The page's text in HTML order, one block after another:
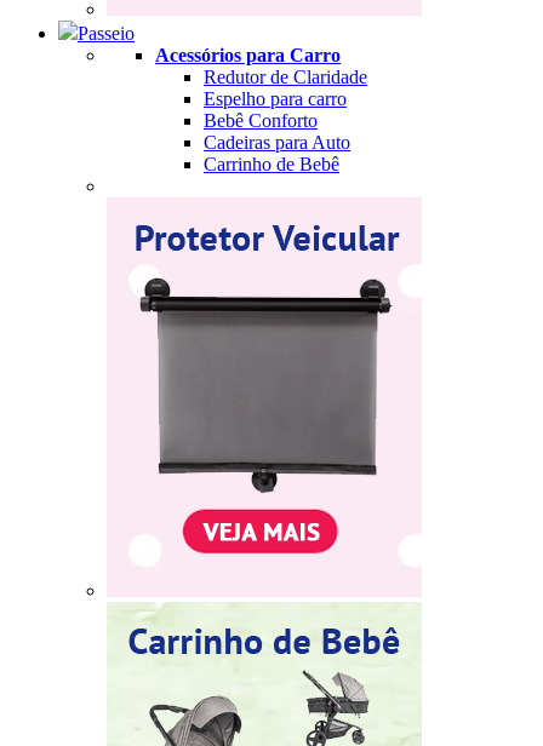
Passeio
Acessórios para Carro
Redutor de Claridade
Espelho para carro
Bebê Conforto
Cadeiras para Auto
Carrinho de Bebê